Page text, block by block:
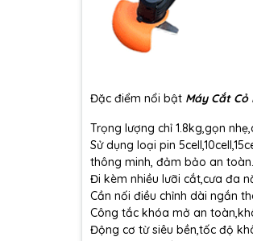
Đặc điểm nổi bật Máy Cắt Cỏ
Trọng lượng chỉ 1.8kg,gọn
Sử dụng loại pin
thông minh, đảm bảo an
Đi kèm nhiều lưỡi cắt,cưa đa
Cần nối điều chỉnh dài ngắn
Công tắc khóa mở an
Động cơ từ siêu bền,tốc độ